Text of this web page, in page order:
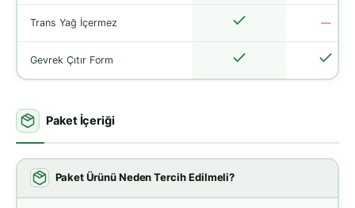
Trans Yağ İçermez —
Gevrek Çıtır Form
Paket İçeriği
Paket Ürünü Neden Tercih Edilmeli?